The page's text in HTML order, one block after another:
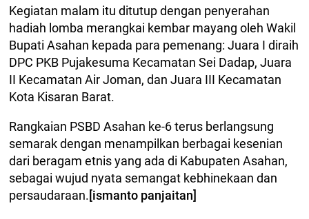
Kegiatan malam itu ditutup dengan penyerahan
hadiah lomba merangkai kembar mayang oleh Wakil
Bupati Asahan kepada para pemenang: Juara I diraih
DPC PKB Pujakesuma Kecamatan Sei Dadap, Juara
II Kecamatan Air Joman, dan Juara III Kecamatan
Kota Kisaran Barat.
Rangkaian PSBD Asahan ke-6 terus berlangsung
semarak dengan menampilkan berbagai kesenian
dari beragam etnis yang ada di Kabupaten Asahan,
sebagai wujud nyata semangat kebhinekaan dan
persaudaraan.[ismanto panjaitan]